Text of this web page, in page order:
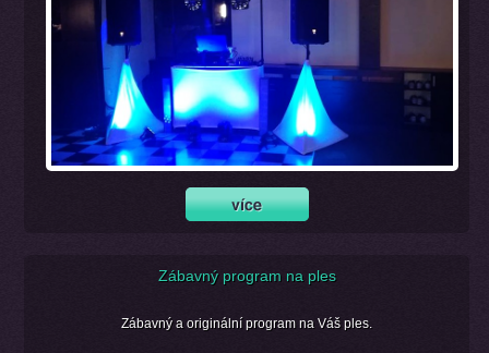
Zábavný program na ples
Zábavný a originální program na Váš ples.